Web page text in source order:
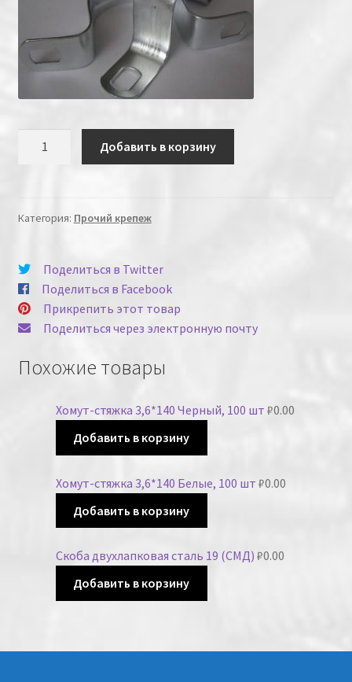
Добавить в корзину
Категория: Прочий крепеж
Поделиться в Twitter
Поделиться в Facebook
Прикрепить этот товар
Поделиться через электронную почту
Похожие товары
Хомут-стяжка 3,6*140 Черный, 100 шт ₽0.00
Добавить в корзину
Хомут-стяжка 3,6*140 Белые, 100 шт ₽0.00
Добавить в корзину
Скоба двухлапковая сталь 19 (СМД) ₽0.00
Добавить в корзину